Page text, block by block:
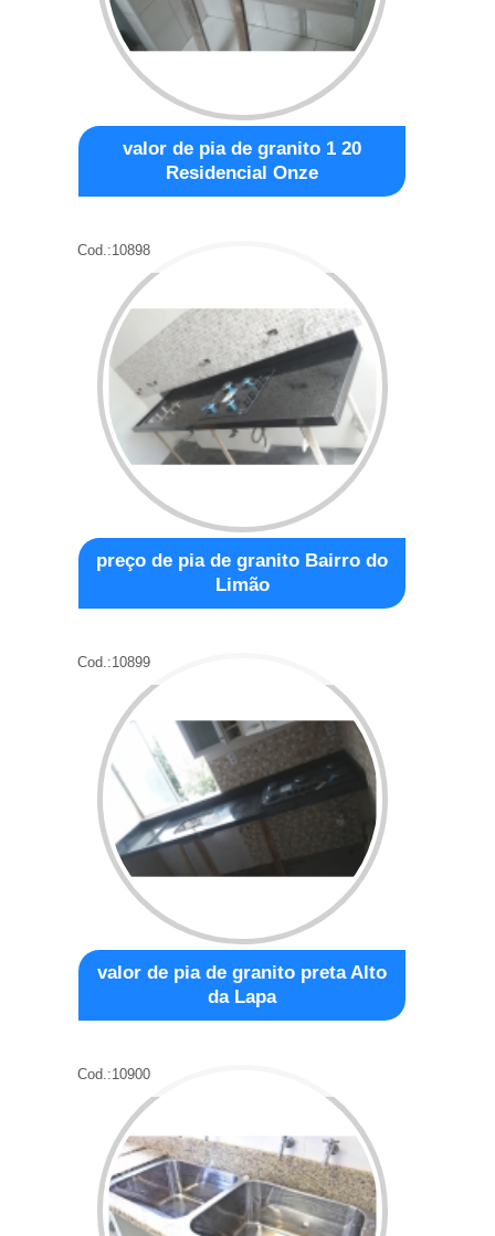
valor de pia de granito 1 20
Residencial Onze
Cod.:10898
preço de pia de granito Bairro do
Limão
Cod.:10899
valor de pia de granito preta Alto
da Lapa
Cod.:10900